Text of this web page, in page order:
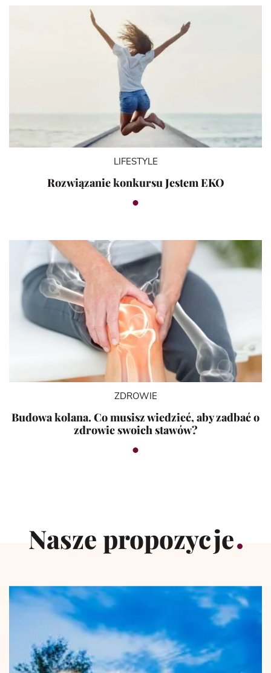
LIFESTYLE
Rozwiązanie konkursu Jestem EKO
ZDROWIE
Budowa kolana. Co musisz wiedzieć, aby zadbać o
zdrowie swoich stawów?
Nasze propozycje